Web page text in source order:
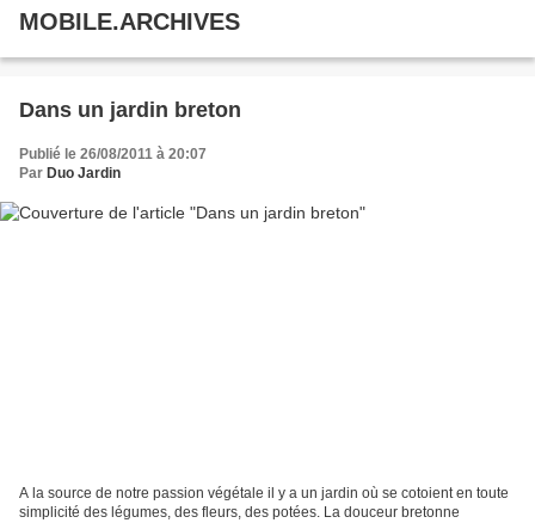
MOBILE.ARCHIVES
Dans un jardin breton
Publié le 26/08/2011 à 20:07
Par Duo Jardin
A la source de notre passion végétale il y a un jardin où se cotoient en toute
simplicité des légumes, des fleurs, des potées. La douceur bretonne